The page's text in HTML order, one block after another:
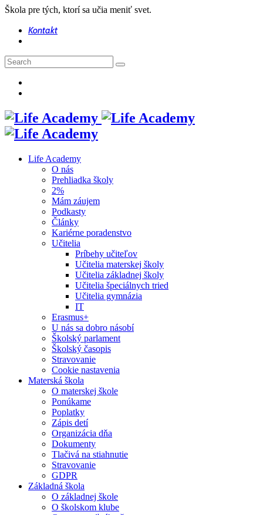
Škola pre tých, ktorí sa učia meniť svet.
Kontakt
Life Academy
O nás
Prehliadka školy
2%
Mám záujem
Podkasty
Články
Kariérne poradenstvo
Učitelia
Príbehy učiteľov
Učitelia materskej školy
Učitelia základnej školy
Učitelia špeciálnych tried
Učitelia gymnázia
IT
Erasmus+
U nás sa dobro násobí
Školský parlament
Školský časopis
Stravovanie
Cookie nastavenia
Materská škola
O materskej škole
Ponúkame
Poplatky
Zápis detí
Organizácia dňa
Dokumenty
Tlačivá na stiahnutie
Stravovanie
GDPR
Základná škola
O základnej škole
O školskom klube